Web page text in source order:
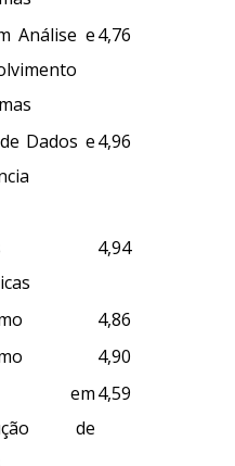
Análise e4,76
Dados e4,96
4,94
4,86
4,90
em
de
4,59